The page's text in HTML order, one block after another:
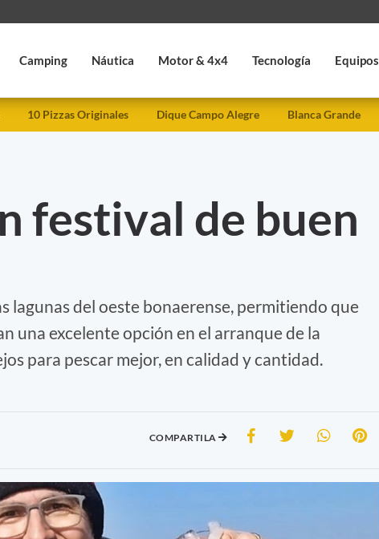
Camping Náutica Motor & 4x4 Tecnología Equipos
10 Pizzas Originales Dique Campo Alegre Blanca Grande
festival de buen
lagunas del oeste bonaerense, permitiendo que
una excelente opción en el arranque de la
para pescar mejor, en calidad y cantidad.
COMPARTILA